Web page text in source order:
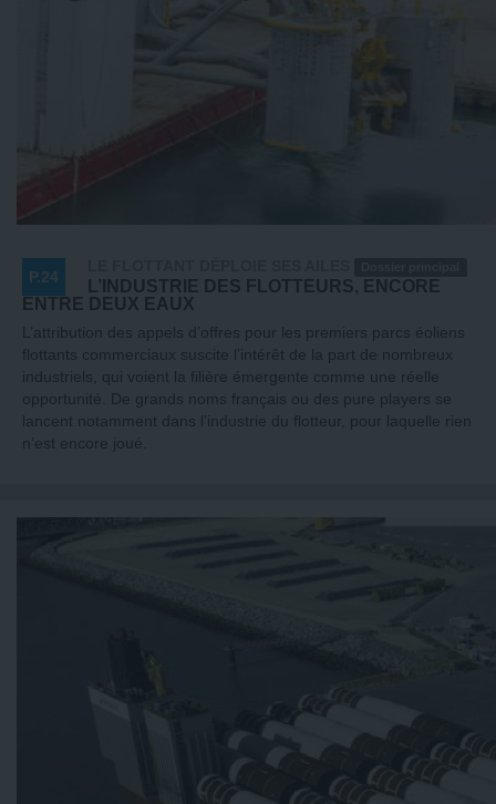
P.24
L’INDUSTRIE DES FLOTTEURS, ENCORE
ENTRE DEUX EAUX
L’attribution des appels d’offres pour les premiers parcs éoliens
flottants commerciaux suscite l’intérêt de la part de nombreux
industriels, qui voient la filière émergente comme une réelle
opportunité. De grands noms français ou des pure players se
lancent notamment dans l’industrie du flotteur, pour laquelle rien
n’est encore joué.